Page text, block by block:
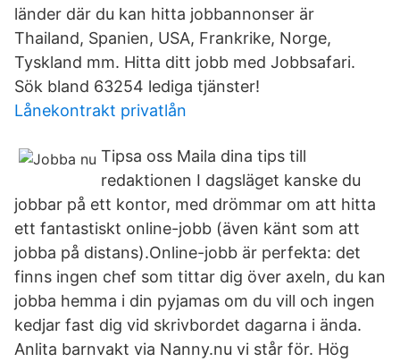
länder där du kan hitta jobbannonser är
Thailand, Spanien, USA, Frankrike, Norge,
Tyskland mm. Hitta ditt jobb med Jobbsafari.
Sök bland 63254 lediga tjänster!
Lånekontrakt privatlån
Tipsa oss Maila dina tips till
redaktionen I dagsläget kanske du
jobbar på ett kontor, med drömmar om att hitta
ett fantastiskt online-jobb (även känt som att
jobba på distans).Online-jobb är perfekta: det
finns ingen chef som tittar dig över axeln, du kan
jobba hemma i din pyjamas om du vill och ingen
kedjar fast dig vid skrivbordet dagarna i ända.
Anlita barnvakt via Nanny.nu vi står för. Hög